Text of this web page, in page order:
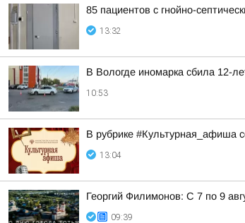
85 пациентов с гнойно-
13:32
В Вологде иномарка сбила 12-
10:53
В рубрике #Культурная_афиша
13:04
Георгий Филимонов: С 7 по 9
09:39